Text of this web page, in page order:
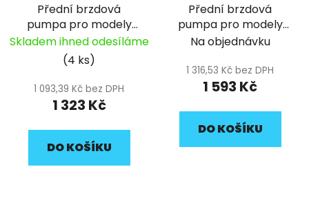
Přední brzdová
pumpa pro modely
50 s brzdovou páčkou
pitbike YCF
Skladem ihned odesíláme
(4 ks)
1 093,39 Kč bez DPH
1 323 Kč
DO KOŠÍKU
Přední brzdová
pumpa pro modely
START, SM a SUNDAY
Na objednávku
1 316,53 Kč bez DPH
1 593 Kč
DO KOŠÍKU